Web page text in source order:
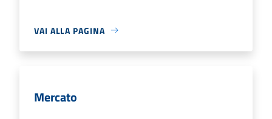
VAI ALLA PAGINA
Mercato